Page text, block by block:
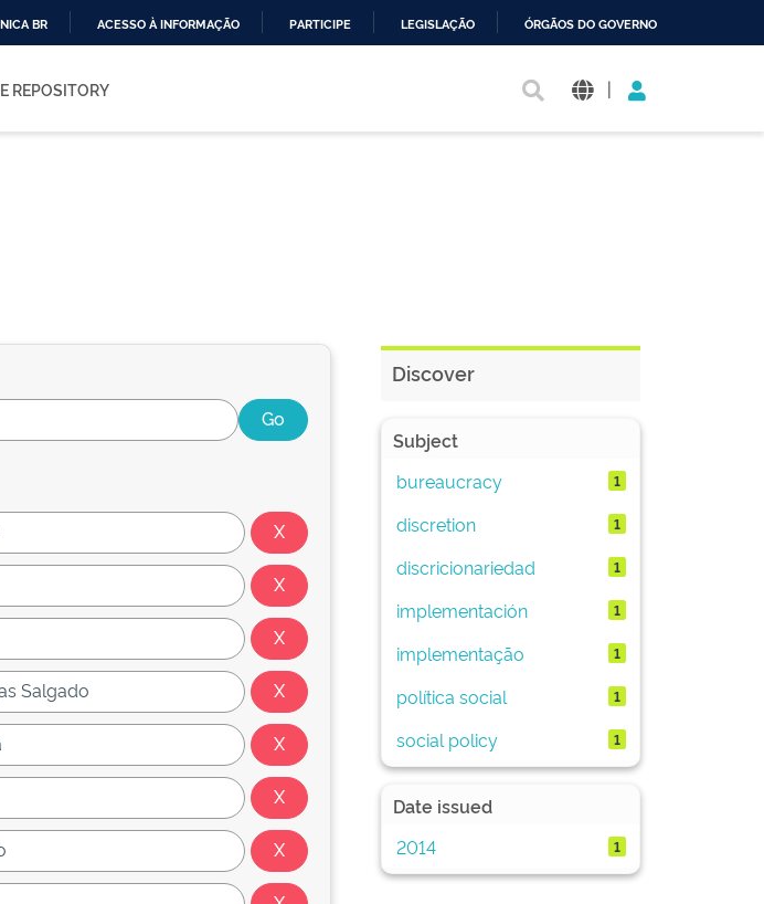
O
BR ACESSO À INFORMAÇÃO PARTICIPE LEGISLAÇÃO ÓRGÃOS DO GOVERNO
REPOSITORY |
Discover
Subject
bureaucracy
1
discretion 1
discricionariedad 1
implementación 1
implementação 1
política social 1
social policy 1
Date issued
2014
1